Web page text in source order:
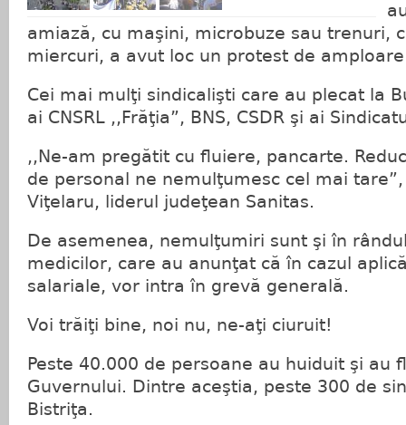
amiază, cu maşini, microbuze sau trenuri,
miercuri, a avut loc un protest de
Cei mai mulţi sindicalişti care au plecat la
ai CNSRL ,,Frăţia”, BNS, CSDR şi ai
,,Ne-am pregătit cu fluiere, pancarte.
de personal ne nemulţumesc cel mai
Viţelaru, liderul judeţean Sanitas.
De asemenea, nemulţumiri sunt şi în
medicilor, care au anunţat că în cazul
salariale, vor intra în grevă generală.
Voi trăiţi bine, noi nu, ne-aţi ciuruit!
Peste 40.000 de persoane au huiduit şi au
Guvernului. Dintre aceştia, peste 300 de
Bistriţa.